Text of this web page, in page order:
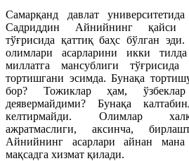
Самарқанд давлат
Садриддин Айнийнинг қайси
тўғрисида қаттиқ баҳс бўлган
олимлари асарларини икки
миллатга мансублиги тўғрисида
тортишгани эсимда. Бунақа
бор? Тожиклар ҳам,
деявермайдими? Бунақа
келтирмайди. Олимлар
ажратмаслиги, аксинча,
Айнийнинг асарлари айнан
мақсадга хизмат қилади.